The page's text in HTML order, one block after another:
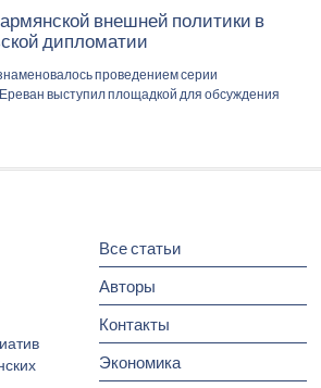
внешней политики в
дипломатии
проведением серии
выступил площадкой для обсуждения
Все статьи
Авторы
Контакты
Экономика